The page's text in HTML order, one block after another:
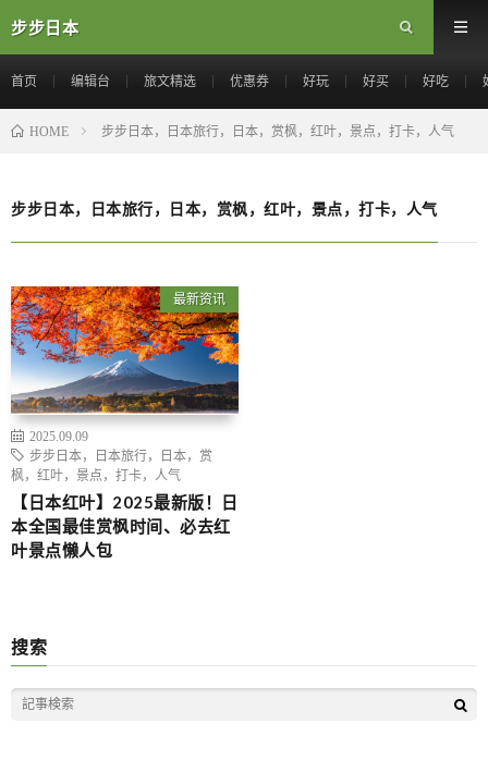
步步日本
首页 编辑台 旅文精选 优惠券 好玩 好买 好吃
HOME 步步日本，日本旅行，日本，赏枫，红叶，景点，打卡，人气
步步日本，日本旅行，日本，赏枫，红叶，景点，打卡，人气
最新资讯
2025.09.09
步步日本，日本旅行，日本，赏
枫，红叶，景点，打卡，人气
【日本红叶】2025最新版！日
本全国最佳赏枫时间、必去红
叶景点懒人包
搜索